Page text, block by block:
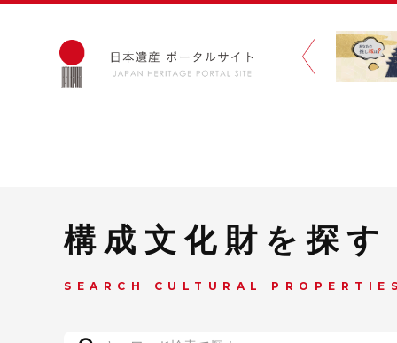
構成文化財を探す
SEARCH CULTURAL